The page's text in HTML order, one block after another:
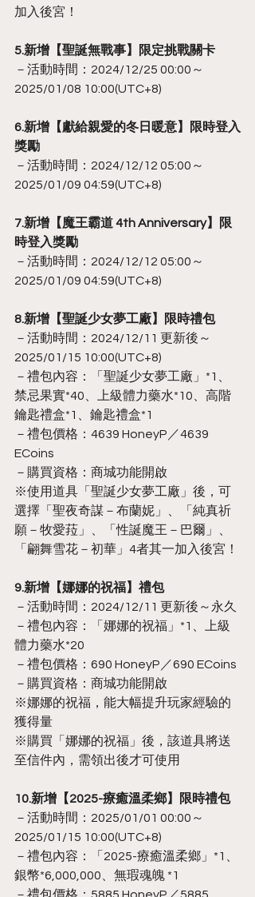
加入後宮！
5.新增【聖誕無戰事】限定挑戰關卡
－活動時間：2024/12/25 00:00～
2025/01/08 10:00(UTC+8)
6.新增【獻給親愛的冬日暖意】限時登入
獎勵
－活動時間：2024/12/12 05:00～
2025/01/09 04:59(UTC+8)
7.新增【魔王霸道 4th Anniversary】限
時登入獎勵
－活動時間：2024/12/12 05:00～
2025/01/09 04:59(UTC+8)
8.新增【聖誕少女夢工廠】限時禮包
－活動時間：2024/12/11 更新後～
2025/01/15 10:00(UTC+8)
－禮包內容：「聖誕少女夢工廠」*1、
禁忌果實*40、上級體力藥水*10、高階
鑰匙禮盒*1、鑰匙禮盒*1
－禮包價格：4639 HoneyP／4639
ECoins
－購買資格：商城功能開啟
※使用道具「聖誕少女夢工廠」後，可
選擇「聖夜奇謀－布蘭妮」、「純真祈
願－牧愛菈」、「性誕魔王－巴爾」、
「翩舞雪花－初華」4者其一加入後宮！
9.新增【娜娜的祝福】禮包
－活動時間：2024/12/11 更新後～永久
－禮包內容：「娜娜的祝福」*1、上級
體力藥水*20
－禮包價格：690 HoneyP／690 ECoins
－購買資格：商城功能開啟
※娜娜的祝福，能大幅提升玩家經驗的
獲得量
※購買「娜娜的祝福」後，該道具將送
至信件內，需領出後才可使用
10.新增【2025-療癒溫柔鄉】限時禮包
－活動時間：2025/01/01 00:00～
2025/01/15 10:00(UTC+8)
－禮包內容：「2025-療癒溫柔鄉」*1、
銀幣*6,000,000、無瑕魂魄 *1
－禮包價格：5885 HoneyP／5885